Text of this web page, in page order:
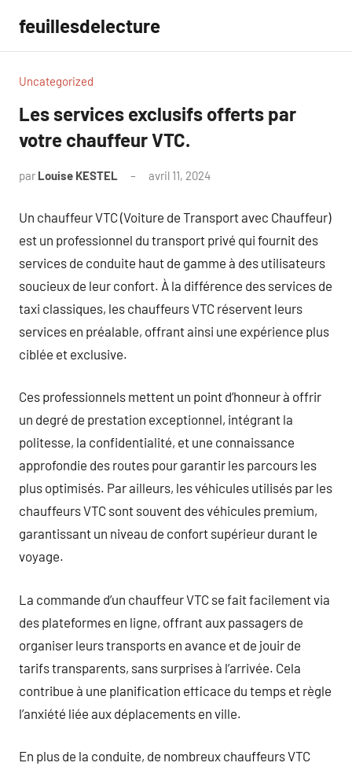
contenu
feuillesdelecture
Uncategorized
Les services exclusifs offerts par
votre chauffeur VTC.
par Louise KESTEL avril 11, 2024
Un chauffeur VTC (Voiture de Transport avec Chauffeur)
est un professionnel du transport privé qui fournit des
services de conduite haut de gamme à des utilisateurs
soucieux de leur confort. À la différence des services de
taxi classiques, les chauffeurs VTC réservent leurs
services en préalable, offrant ainsi une expérience plus
ciblée et exclusive.
Ces professionnels mettent un point d’honneur à offrir
un degré de prestation exceptionnel, intégrant la
politesse, la confidentialité, et une connaissance
approfondie des routes pour garantir les parcours les
plus optimisés. Par ailleurs, les véhicules utilisés par les
chauffeurs VTC sont souvent des véhicules premium,
garantissant un niveau de confort supérieur durant le
voyage.
La commande d’un chauffeur VTC se fait facilement via
des plateformes en ligne, offrant aux passagers de
organiser leurs transports en avance et de jouir de
tarifs transparents, sans surprises à l’arrivée. Cela
contribue à une planification efficace du temps et règle
l’anxiété liée aux déplacements en ville.
En plus de la conduite, de nombreux chauffeurs VTC